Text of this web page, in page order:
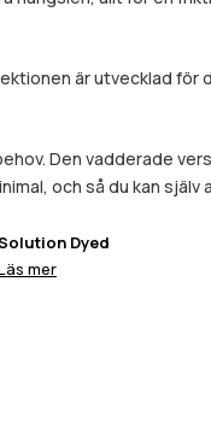
är utvecklad
Den vadderade
och så du kan själv
Dyed
mer